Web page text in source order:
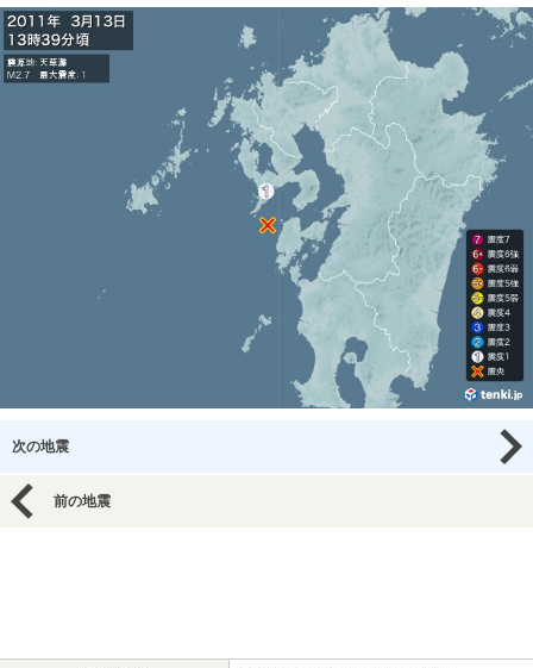
次の地震
前の地震